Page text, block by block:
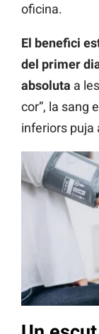
oficina.
El benefici
del primer
absoluta a
cor”, la sang
inferiors puja